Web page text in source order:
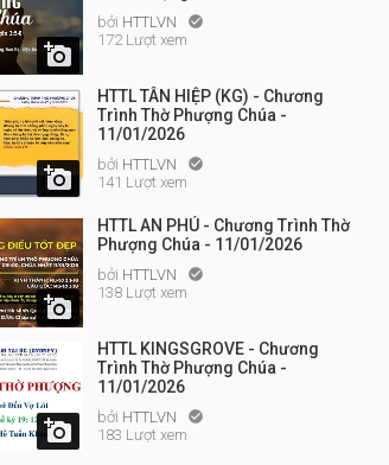

bởi HTTLVN 
172 Lượt xem

HTTL TÂN HIỆP (KG) - Chương
Trình Thờ Phượng Chúa -
11/01/2026
bởi HTTLVN 
141 Lượt xem

HTTL AN PHÚ - Chương Trình Thờ
Phượng Chúa - 11/01/2026
bởi HTTLVN 
138 Lượt xem

HTTL KINGSGROVE - Chương
Trình Thờ Phượng Chúa -
11/01/2026
bởi HTTLVN 
183 Lượt xem